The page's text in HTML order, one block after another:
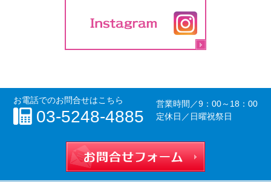
お電話でのお問合せはこちら
03-5248-4885
営業時間／9：00～18：00
定休日／日曜祝祭日